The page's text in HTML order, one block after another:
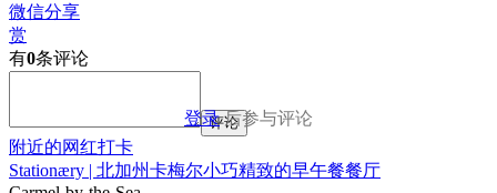
微信分享
赏
有0条评论
登录后参与评论
评论
附近的网红打卡
Stationæry | 北加州卡梅尔小巧精致的早午餐餐厅